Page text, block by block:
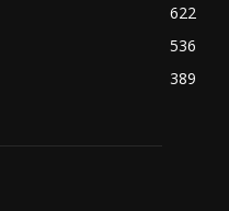
622
536
389